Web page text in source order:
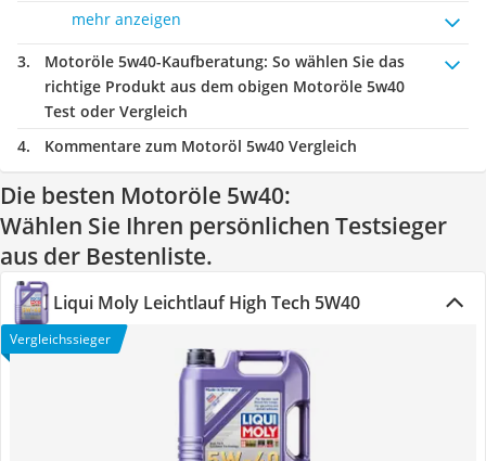
mehr anzeigen
Motoröle 5w40-Kaufberatung: So wählen Sie das
richtige Produkt aus dem obigen Motoröle 5w40
Test oder Vergleich
Kommentare zum Motoröl 5w40 Vergleich
Die besten Motoröle 5w40:
Wählen Sie Ihren persönlichen Testsieger
aus der Bestenliste.
Liqui Moly Leichtlauf High Tech 5W40
Vergleichssieger